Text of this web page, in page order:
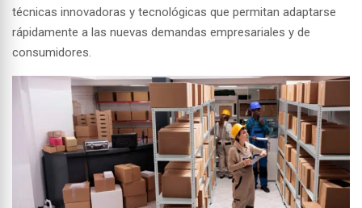
técnicas innovadoras y tecnológicas que permitan adaptarse
rápidamente a las nuevas demandas empresariales y de
consumidores.